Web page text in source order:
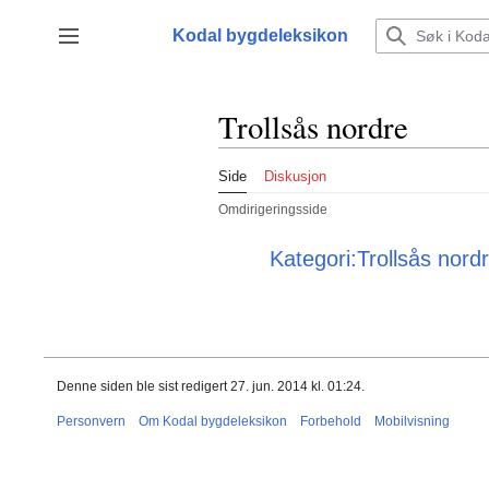
innhold
Vis/skjul sidefelt
Kodal bygdeleksikon
Trollsås nordre
Side Diskusjon
Omdirigeringsside
Kategori:Trollsås
Denne siden ble sist redigert 27. jun. 2014 kl. 01:24.
Personvern Om Kodal bygdeleksikon Forbehold Mobilvisning